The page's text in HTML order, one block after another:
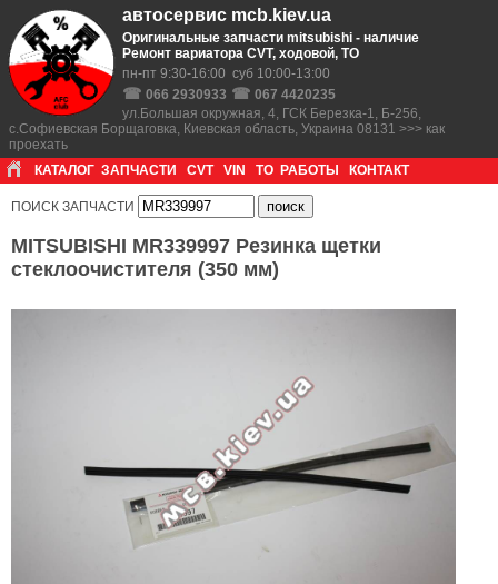
автосервис mcb.kiev.ua
Оригинальные запчасти mitsubishi - наличие
Ремонт вариатора CVT, ходовой, ТО
пн-пт 9:30-16:00 суб 10:00-13:00
☎ 066 2930933 ☎ 067 4420235
ул.Большая окружная, 4, ГСК Березка-1, Б-256,
с.Софиевская Борщаговка, Киевская область, Украина 08131 >>> как
проехать
КАТАЛОГ ЗАПЧАСТИ CVT VIN ТО РАБОТЫ КОНТАКТ
ПОИСК ЗАПЧАСТИ
MITSUBISHI MR339997 Резинка щетки
стеклоочистителя (350 мм)